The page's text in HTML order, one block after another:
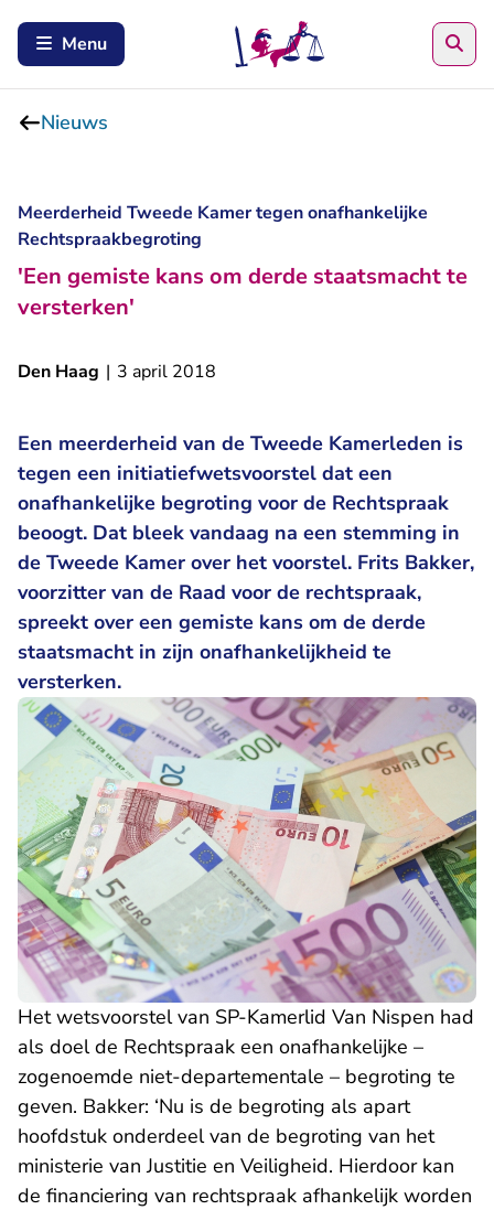
Menu
Nieuws
Meerderheid Tweede Kamer tegen onafhankelijke
Rechtspraakbegroting
'Een gemiste kans om derde staatsmacht te
versterken'
Den Haag | 3 april 2018
Een meerderheid van de Tweede Kamerleden is
tegen een initiatiefwetsvoorstel dat een
onafhankelijke begroting voor de Rechtspraak
beoogt. Dat bleek vandaag na een stemming in
de Tweede Kamer over het voorstel. Frits Bakker,
voorzitter van de Raad voor de rechtspraak,
spreekt over een gemiste kans om de derde
staatsmacht in zijn onafhankelijkheid te
versterken.
Het wetsvoorstel van SP-Kamerlid Van Nispen had
als doel de Rechtspraak een onafhankelijke –
zogenoemde niet-departementale – begroting te
geven. Bakker: ‘Nu is de begroting als apart
hoofdstuk onderdeel van de begroting van het
ministerie van Justitie en Veiligheid. Hierdoor kan
de financiering van rechtspraak afhankelijk worden